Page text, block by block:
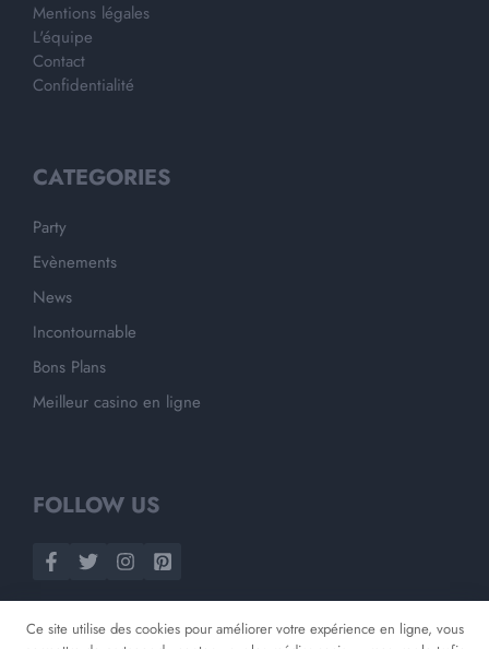
Mentions légales
L'équipe
Contact
Confidentialité
CATEGORIES
Party
Evènements
News
Incontournable
Bons Plans
Meilleur casino en ligne
FOLLOW US
Ce site utilise des cookies pour améliorer votre expérience en ligne, vous